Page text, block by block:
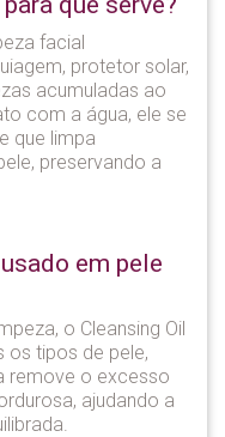
facial
protetor solar,
acumuladas ao
com a água, ele se
que limpa
preservando a
em pele
o Cleansing Oil
os tipos de pele,
remove o excesso
ajudando a